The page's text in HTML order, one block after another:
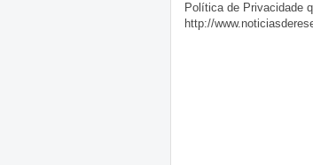
Política de Privacidade
http://